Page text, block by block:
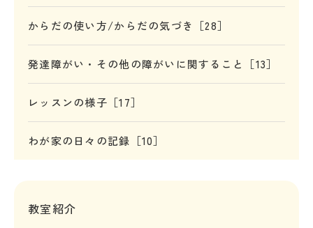
からだの使い方/からだの気づき［28］
発達障がい・その他の障がいに関すること［13］
レッスンの様子［17］
わが家の日々の記録［10］
教室紹介